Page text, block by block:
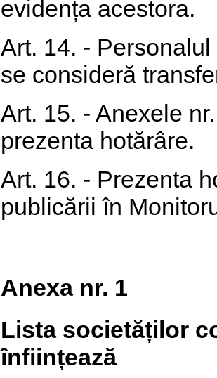
evidența acestora.
Art. 14. -
se consideră
Art. 15. - Anexele
prezenta hotărâre.
Art. 16. - Prezenta
publicării în
Anexa nr. 1
Lista societăților
înființează